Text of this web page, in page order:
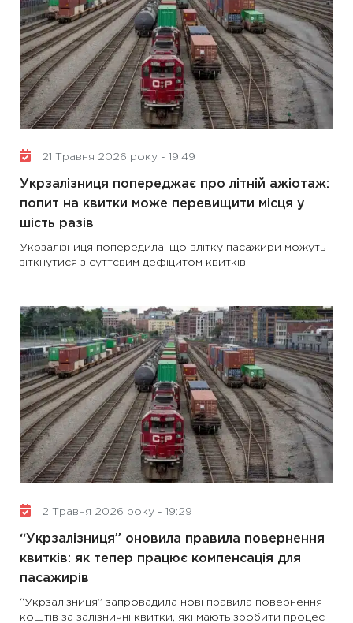
21 Травня 2026 року - 19:49
Укрзалізниця попереджає про літній ажіотаж:
попит на квитки може перевищити місця у
шість разів
Укрзалізниця попередила, що влітку пасажири можуть
зіткнутися з суттєвим дефіцитом квитків
2 Травня 2026 року - 19:29
“Укрзалізниця” оновила правила повернення
квитків: як тепер працює компенсація для
пасажирів
“Укрзалізниця” запровадила нові правила повернення
коштів за залізничні квитки, які мають зробити процес